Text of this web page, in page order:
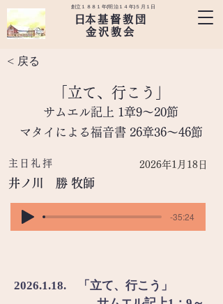
創立１８８１年(明治１４年)５月１日
​日本基督教団
金沢教会
< 戻る
「立て、行こう」
サムエル記上 1章9～20節
マタイによる福音書 26章36～46節
主日礼拝 2026年1月18日
井ノ川 勝 牧師
-35:24
2026.1.18.　「立て、行こう」